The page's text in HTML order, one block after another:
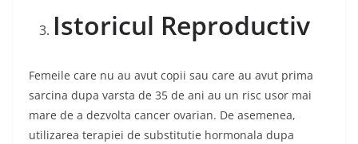
Istoricul Reproductiv
Femeile care nu au avut copii sau care au avut prima
sarcina dupa varsta de 35 de ani au un risc usor mai
mare de a dezvolta cancer ovarian. De asemenea,
utilizarea terapiei de substitutie hormonala dupa